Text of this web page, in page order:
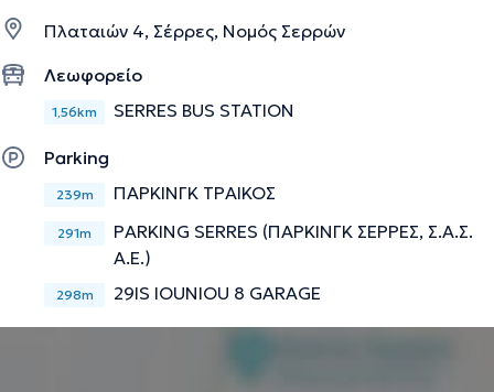
Πλαταιών 4, Σέρρες, Νομός Σερρών
Λεωφορείο
1,56km SERRES BUS STATION
Parking
239m ΠΑΡΚΙΝΓΚ ΤΡΑΙΚΟΣ
291m
PARKING SERRES (ΠΑΡΚΙΝΓΚ ΣΕΡΡΕΣ, Σ.Α.Σ.
Α.Ε.)
298m 29IS IOUNIOU 8 GARAGE